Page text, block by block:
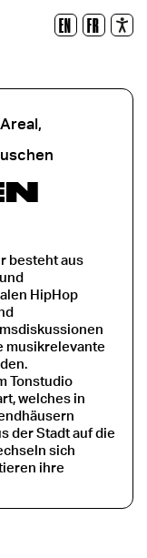
EN FR
besteht aus
HipHop
musikrelevante
Tonstudio
welches in
der Stadt auf die
sich
ihre